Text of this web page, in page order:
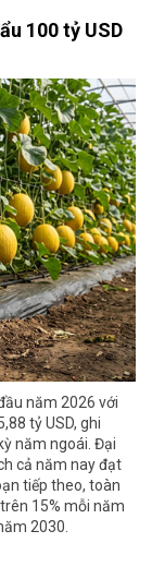
100 tỷ USD
năm 2026 với
tỷ USD, ghi
năm ngoái. Đại
cả năm nay đạt
tiếp theo, toàn
15% mỗi năm
2030.